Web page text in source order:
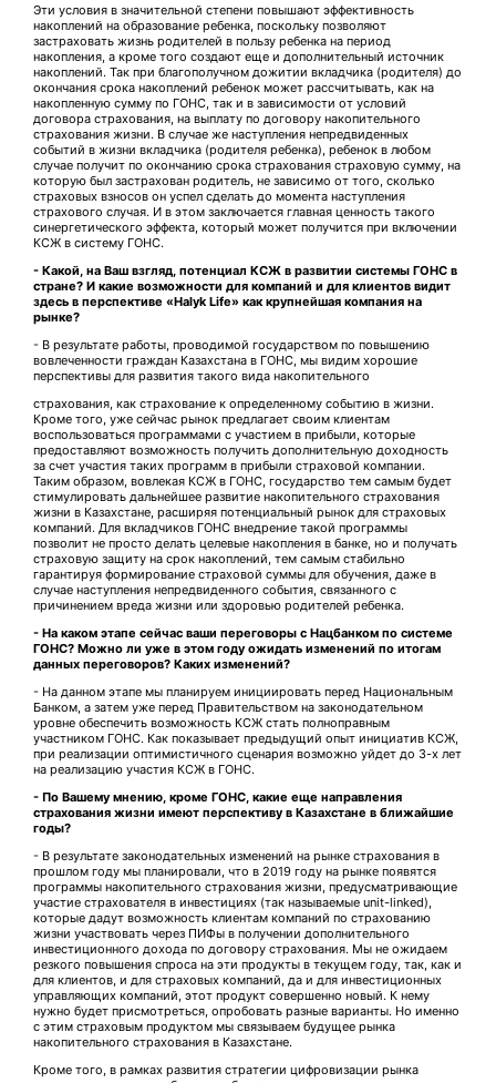
Эти условия в значительной степени повышают эффективность
накоплений на образование ребенка, поскольку позволяют
застраховать жизнь родителей в пользу ребенка на период
накопления, а кроме того создают еще и дополнительный источник
накоплений. Так при благополучном дожитии вкладчика (родителя) до
окончания срока накоплений ребенок может рассчитывать, как на
накопленную сумму по ГОНС, так и в зависимости от условий
договора страхования, на выплату по договору накопительного
страхования жизни. В случае же наступления непредвиденных
событий в жизни вкладчика (родителя ребенка), ребенок в любом
случае получит по окончанию срока страхования страховую сумму, на
которую был застрахован родитель, не зависимо от того, сколько
страховых взносов он успел сделать до момента наступления
страхового случая. И в этом заключается главная ценность такого
синергетического эффекта, который может получится при включении
КСЖ в систему ГОНС.
- Какой, на Ваш взгляд, потенциал КСЖ в развитии системы ГОНС в
стране? И какие возможности для компаний и для клиентов видит
здесь в перспективе «Halyk Life» как крупнейшая компания на
рынке?
- В результате работы, проводимой государством по повышению
вовлеченности граждан Казахстана в ГОНС, мы видим хорошие
перспективы для развития такого вида накопительного
страхования, как страхование к определенному событию в жизни.
Кроме того, уже сейчас рынок предлагает своим клиентам
воспользоваться программами с участием в прибыли, которые
предоставляют возможность получить дополнительную доходность
за счет участия таких программ в прибыли страховой компании.
Таким образом, вовлекая КСЖ в ГОНС, государство тем самым будет
стимулировать дальнейшее развитие накопительного страхования
жизни в Казахстане, расширяя потенциальный рынок для страховых
компаний. Для вкладчиков ГОНС внедрение такой программы
позволит не просто делать целевые накопления в банке, но и получать
страховую защиту на срок накоплений, тем самым стабильно
гарантируя формирование страховой суммы для обучения, даже в
случае наступления непредвиденного события, связанного с
причинением вреда жизни или здоровью родителей ребенка.
- На каком этапе сейчас ваши переговоры с Нацбанком по системе
ГОНС? Можно ли уже в этом году ожидать изменений по итогам
данных переговоров? Каких изменений?
- На данном этапе мы планируем инициировать перед Национальным
Банком, а затем уже перед Правительством на законодательном
уровне обеспечить возможность КСЖ стать полноправным
участником ГОНС. Как показывает предыдущий опыт инициатив КСЖ,
при реализации оптимистичного сценария возможно уйдет до 3-х лет
на реализацию участия КСЖ в ГОНС.
- По Вашему мнению, кроме ГОНС, какие еще направления
страхования жизни имеют перспективу в Казахстане в ближайшие
годы?
- В результате законодательных изменений на рынке страхования в
прошлом году мы планировали, что в 2019 году на рынке появятся
программы накопительного страхования жизни, предусматривающие
участие страхователя в инвестициях (так называемые unit-linked),
которые дадут возможность клиентам компаний по страхованию
жизни участвовать через ПИФы в получении дополнительного
инвестиционного дохода по договору страхования. Мы не ожидаем
резкого повышения спроса на эти продукты в текущем году, так, как и
для клиентов, и для страховых компаний, да и для инвестиционных
управляющих компаний, этот продукт совершенно новый. К нему
нужно будет присмотреться, опробовать разные варианты. Но именно
с этим страховым продуктом мы связываем будущее рынка
накопительного страхования в Казахстане.
Кроме того, в рамках развития стратегии цифровизации рынка